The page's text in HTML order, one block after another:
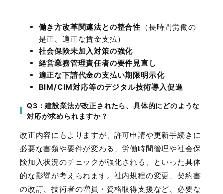
働き方改革関連法との整合性 （長時間労働の
是正、適正な賃金支払）
社会保険未加入対策の強化
経営業務管理責任者の要件見直し
適正な下請代金の支払い期限明示化
BIM/CIM対応等のデジタル技術導入促進
Q3：建設業法が改正されたら、具体的にどのような
対応が求められますか？
改正内容にもよりますが、許可申請や更新手続きに
必要な書類や要件が変わる、労働時間管理や社会保
険加入状況のチェックが強化される、といった具体
的な影響が考えられます。社内規程の変更、契約書
の改訂、技術者の増員・資格取得支援など、必要な